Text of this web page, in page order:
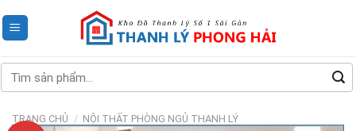
to
Tìm
kiếm:
TRANG CHỦ / NỘI THẤT PHÒNG NGỦ THANH LÝ